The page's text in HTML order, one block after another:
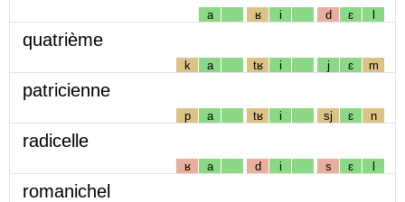
a ʁ i d ɛ l
quatrième
k a tʁ i j ɛ m
patricienne
p a tʁ i sj ɛ n
radicelle
ʁ a d i s ɛ l
romanichel